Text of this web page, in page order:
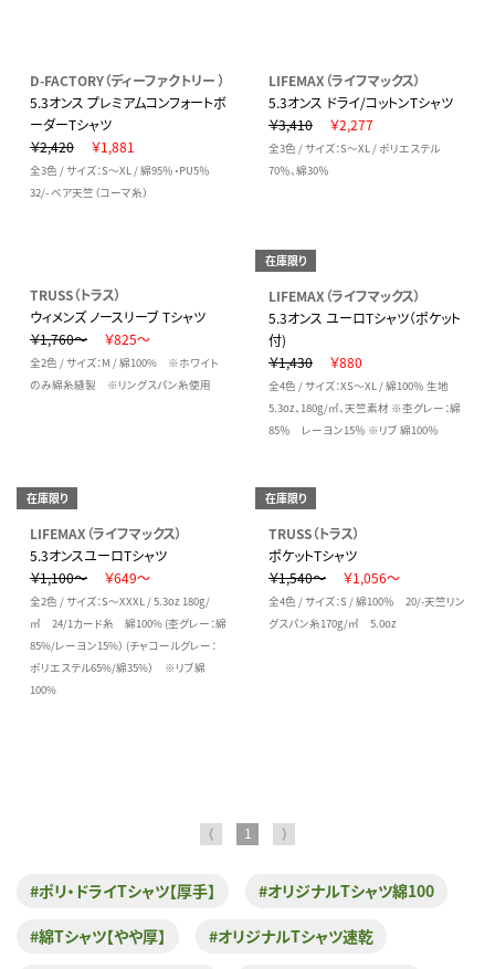
D-FACTORY（ディーファクトリー ）
5.3オンス プレミアムコンフォートボ
ーダーTシャツ
￥2,420
￥1,881
全3色 / サイズ：S～XL / 綿95％・PU5％
32/- ベア天竺（コーマ糸）
LIFEMAX（ライフマックス）
5.3オンス ドライ/コットンTシャツ
￥3,410
￥2,277
全3色 / サイズ：S～XL / ポリエステル
70％、綿30％
TRUSS（トラス）
ウィメンズ ノースリーブ Tシャツ
￥1,760～
￥825～
全2色 / サイズ：M / 綿100% ※ホワイト
のみ綿糸縫製 ※リングスパン糸使用
在庫限り
LIFEMAX（ライフマックス）
5.3オンス ユーロTシャツ（ポケット
付)
￥1,430
￥880
全4色 / サイズ：XS～XL / 綿100％ 生地
5.3oz、180g/㎡、天竺素材 ※杢グレー：綿
85％ レーヨン15％ ※リブ 綿100％
在庫限り
LIFEMAX（ライフマックス）
5.3オンスユーロTシャツ
￥1,100～
￥649～
全2色 / サイズ：S～XXXL / 5.3oz 180g/
㎡ 24/1カード糸 綿100% (杢グレー：綿
85%/レーヨン15%） (チャコールグレー：
ポリエステル65%/綿35%） ※リブ綿
100%
在庫限り
TRUSS（トラス）
ポケットTシャツ
￥1,540～
￥1,056～
全4色 / サイズ：S / 綿100％ 20/-天竺リン
グスパン糸170g/㎡ 5.0oz
⟨ 1 ⟩
#ポリ・ドライTシャツ【厚手】 #オリジナルTシャツ綿100
#綿Tシャツ【やや厚】 #オリジナルTシャツ速乾